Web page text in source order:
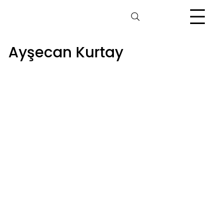
Ayşecan Kurtay